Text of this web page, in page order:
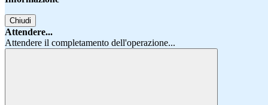
Chiudi
Attendere...
Attendere il completamento dell'operazione...